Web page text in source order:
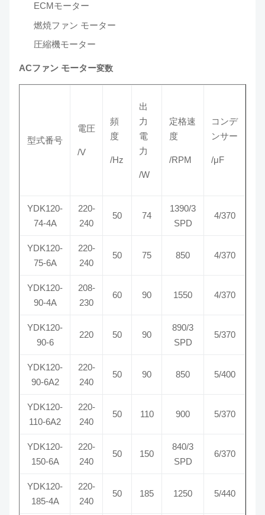
ECMモーター
燃焼ファン モーター
圧縮機モーター
ACファン モーター変数
型式番号
電圧
/V
頻
度
/Hz
出
力
電
力
/W
定格速
度
/RPM
コンデ
ンサー
/μF
YDK120-
74-4A
220-
240
50 74
1390/3
SPD
4/370
YDK120-
75-6A
220-
240
50 75 850 4/370
YDK120-
90-4A
208-
230
60 90 1550 4/370
YDK120-
90-6
220 50 90
890/3
SPD
5/370
YDK120-
90-6A2
220-
240
50 90 850 5/400
YDK120-
110-6A2
220-
240
50 110 900 5/370
YDK120-
150-6A
220-
240
50 150
840/3
SPD
6/370
YDK120-
185-4A
220-
240
50 185 1250 5/440